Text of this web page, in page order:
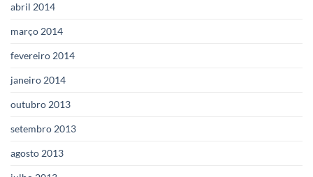
abril 2014
março 2014
fevereiro 2014
janeiro 2014
outubro 2013
setembro 2013
agosto 2013